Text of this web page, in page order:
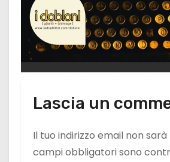
Lascia un
Il tuo indirizzo email non
campi obbligatori sono